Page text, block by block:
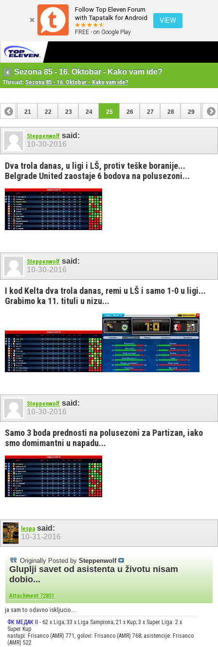
Follow Top Eleven Forum
with Tapatalk for Android
FREE - on Google Play
VIEW
Sezona 85 - 16. Oktobar - Kako vam ide?
Thread: Sezona 85 - 16. Oktobar - Kako vam ide?
20 21 22 23 24 25 26 27 28 29 30
Steppenwolf said:
10-30-2016
Dva trola danas, u ligi i LŠ, protiv teške boranije...
Belgrade United zaostaje 6 bodova na polusezoni...
Steppenwolf said:
10-30-2016
I kod Kelta dva trola danas, remi u LŠ i samo 1-0 u ligi...
Grabimo ka 11. tituli u nizu...
Steppenwolf said:
10-30-2016
Samo 3 boda prednosti na polusezoni za Partizan, iako
smo domimantni u napadu...
lespasaid:
10-31-2016
Originally Posted by Steppenwolf
Gluplji savet od asistenta u životu nisam
dobio...
Attachment 72851
ja sam to odavno iskljucio...
ФК МЕДАК II
- 62 x Liga; 33 x Liga Sampiona; 21 x Kup; 3 x Super Liga: 2 x
Super Kup
nastupi: Frisanco (AMR) 771, golovi: Frisanco (AMR) 768; asistencije: Frisanco
(AMR) 522